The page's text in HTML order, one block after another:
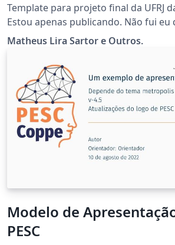
Template para projeto final da UFRJ
Estou apenas publicando. Não fui eu
melhorei um pouco
Matheus Lira Sartor e Outros.
Modelo de
PESC